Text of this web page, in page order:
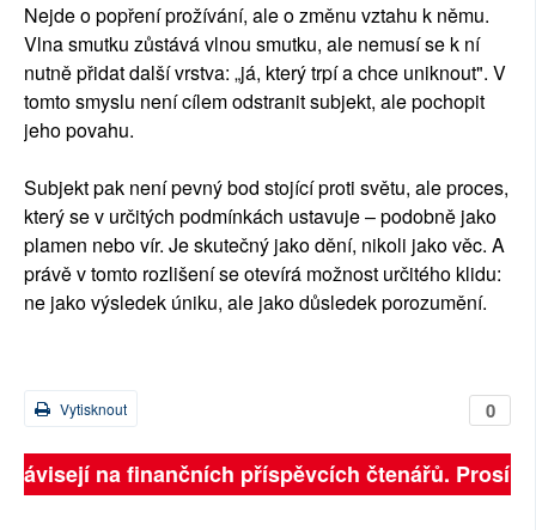
Nejde o popření prožívání, ale o změnu vztahu k němu.
Vlna smutku zůstává vlnou smutku, ale nemusí se k ní
nutně přidat další vrstva: „já, který trpí a chce uniknout". V
tomto smyslu není cílem odstranit subjekt, ale pochopit
jeho povahu.
Subjekt pak není pevný bod stojící proti světu, ale proces,
který se v určitých podmínkách ustavuje – podobně jako
plamen nebo vír. Je skutečný jako dění, nikoli jako věc. A
právě v tomto rozlišení se otevírá možnost určitého klidu:
ne jako výsledek úniku, ale jako důsledek porozumění.
0
Vytisknout
na finančních příspěvcích čtenářů.